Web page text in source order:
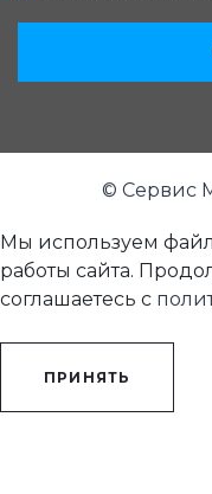
© Сервис
Мы используем
работы сайта.
соглашаетесь с
ПРИНЯТЬ